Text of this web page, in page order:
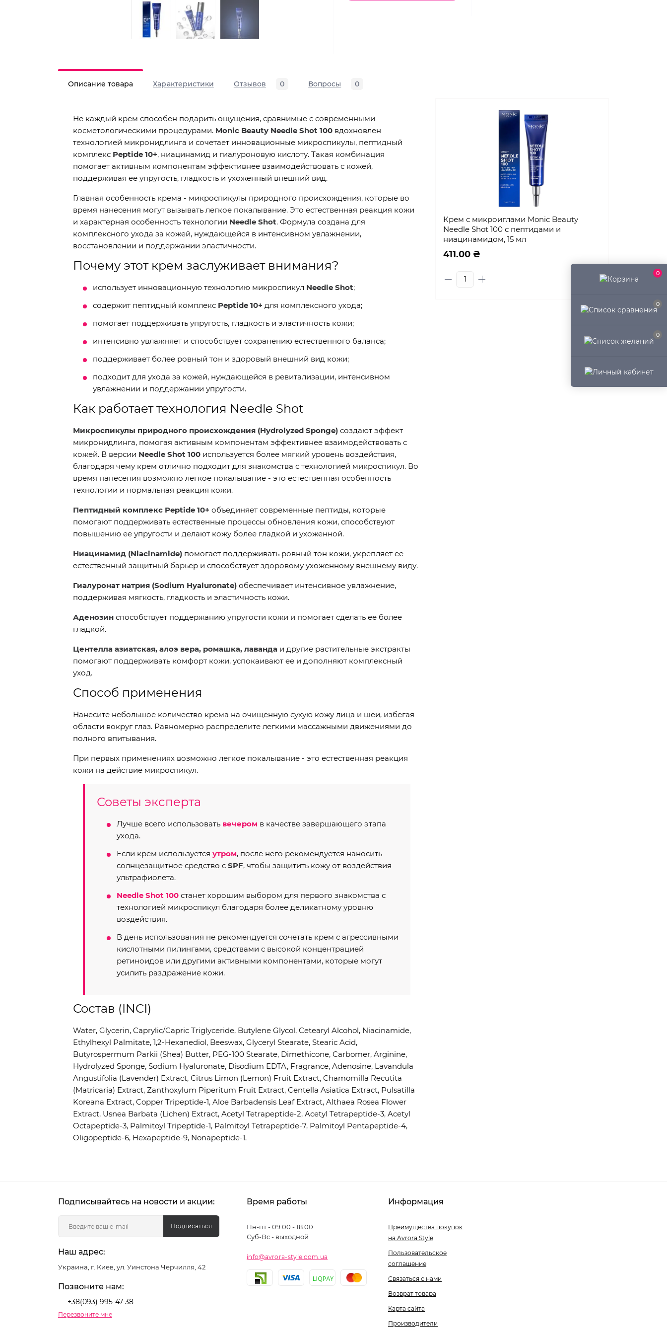
0
0
0
Описание товара Характеристики Отзывов 0 Вопросы 0
Не каждый крем способен подарить ощущения, сравнимые с современными
косметологическими процедурами. Monic Beauty Needle Shot 100 вдохновлен
технологией микронидлинга и сочетает инновационные микроспикулы, пептидный
комплекс Peptide 10+, ниацинамид и гиалуроновую кислоту. Такая комбинация
помогает активным компонентам эффективнее взаимодействовать с кожей,
поддерживая ее упругость, гладкость и ухоженный внешний вид.
Главная особенность крема - микроспикулы природного происхождения, которые во
время нанесения могут вызывать легкое покалывание. Это естественная реакция кожи
и характерная особенность технологии Needle Shot. Формула создана для
комплексного ухода за кожей, нуждающейся в интенсивном увлажнении,
восстановлении и поддержании эластичности.
Почему этот крем заслуживает внимания?
использует инновационную технологию микроспикул Needle Shot;
содержит пептидный комплекс Peptide 10+ для комплексного ухода;
помогает поддерживать упругость, гладкость и эластичность кожи;
интенсивно увлажняет и способствует сохранению естественного баланса;
поддерживает более ровный тон и здоровый внешний вид кожи;
подходит для ухода за кожей, нуждающейся в ревитализации, интенсивном
увлажнении и поддержании упругости.
Как работает технология Needle Shot
Микроспикулы природного происхождения (Hydrolyzed Sponge) создают эффект
микронидлинга, помогая активным компонентам эффективнее взаимодействовать с
кожей. В версии Needle Shot 100 используется более мягкий уровень воздействия,
благодаря чему крем отлично подходит для знакомства с технологией микроспикул. Во
время нанесения возможно легкое покалывание - это естественная особенность
технологии и нормальная реакция кожи.
Пептидный комплекс Peptide 10+ объединяет современные пептиды, которые
помогают поддерживать естественные процессы обновления кожи, способствуют
повышению ее упругости и делают кожу более гладкой и ухоженной.
Ниацинамид (Niacinamide) помогает поддерживать ровный тон кожи, укрепляет ее
естественный защитный барьер и способствует здоровому ухоженному внешнему виду.
Гиалуронат натрия (Sodium Hyaluronate) обеспечивает интенсивное увлажнение,
поддерживая мягкость, гладкость и эластичность кожи.
Аденозин способствует поддержанию упругости кожи и помогает сделать ее более
гладкой.
Центелла азиатская, алоэ вера, ромашка, лаванда и другие растительные экстракты
помогают поддерживать комфорт кожи, успокаивают ее и дополняют комплексный
уход.
Способ применения
Нанесите небольшое количество крема на очищенную сухую кожу лица и шеи, избегая
области вокруг глаз. Равномерно распределите легкими массажными движениями до
полного впитывания.
При первых применениях возможно легкое покалывание - это естественная реакция
кожи на действие микроспикул.
Советы эксперта
Лучше всего использовать вечером в качестве завершающего этапа
ухода.
Если крем используется утром, после него рекомендуется наносить
солнцезащитное средство с SPF, чтобы защитить кожу от воздействия
ультрафиолета.
Needle Shot 100 станет хорошим выбором для первого знакомства с
технологией микроспикул благодаря более деликатному уровню
воздействия.
В день использования не рекомендуется сочетать крем с агрессивными
кислотными пилингами, средствами с высокой концентрацией
ретиноидов или другими активными компонентами, которые могут
усилить раздражение кожи.
Состав (INCI)
Water, Glycerin, Caprylic/Capric Triglyceride, Butylene Glycol, Cetearyl Alcohol, Niacinamide,
Ethylhexyl Palmitate, 1,2-Hexanediol, Beeswax, Glyceryl Stearate, Stearic Acid,
Butyrospermum Parkii (Shea) Butter, PEG-100 Stearate, Dimethicone, Carbomer, Arginine,
Hydrolyzed Sponge, Sodium Hyaluronate, Disodium EDTA, Fragrance, Adenosine, Lavandula
Angustifolia (Lavender) Extract, Citrus Limon (Lemon) Fruit Extract, Chamomilla Recutita
(Matricaria) Extract, Zanthoxylum Piperitum Fruit Extract, Centella Asiatica Extract, Pulsatilla
Koreana Extract, Copper Tripeptide-1, Aloe Barbadensis Leaf Extract, Althaea Rosea Flower
Extract, Usnea Barbata (Lichen) Extract, Acetyl Tetrapeptide-2, Acetyl Tetrapeptide-3, Acetyl
Octapeptide-3, Palmitoyl Tripeptide-1, Palmitoyl Tetrapeptide-7, Palmitoyl Pentapeptide-4,
Oligopeptide-6, Hexapeptide-9, Nonapeptide-1.
Крем с микроиглами Monic Beauty
Needle Shot 100 с пептидами и
ниацинамидом, 15 мл
411.00 ₴
Подписывайтесь на новости и акции:
Подписаться
Наш адрес:
Украина, г. Киев, ул. Уинстона Черчилля, 42
Позвоните нам:
+38(093) 995-47-38
Перезвоните мне
Время работы
Пн-пт - 09:00 - 18:00
Суб-Вс - выходной
info@avrora-style.com.ua
Информация
Преимущества покупок
на Avrora Style
Пользовательское
соглашение
Связаться с нами
Возврат товара
Карта сайта
Производители